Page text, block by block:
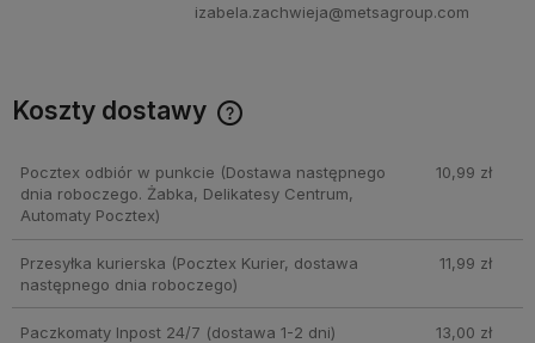
izabela.zachwieja@metsagroup.com
Koszty dostawy
Pocztex odbiór w punkcie (Dostawa następnego
dnia roboczego. Żabka, Delikatesy Centrum,
Automaty Pocztex)
10,99 zł
Przesyłka kurierska (Pocztex Kurier, dostawa
następnego dnia roboczego)
11,99 zł
Paczkomaty Inpost 24/7 (dostawa 1-2 dni) 13,00 zł